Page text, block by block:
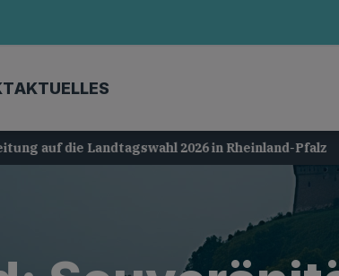
AKTUELLES
die Landtagswahl 2026 in Rheinland-Pfalz